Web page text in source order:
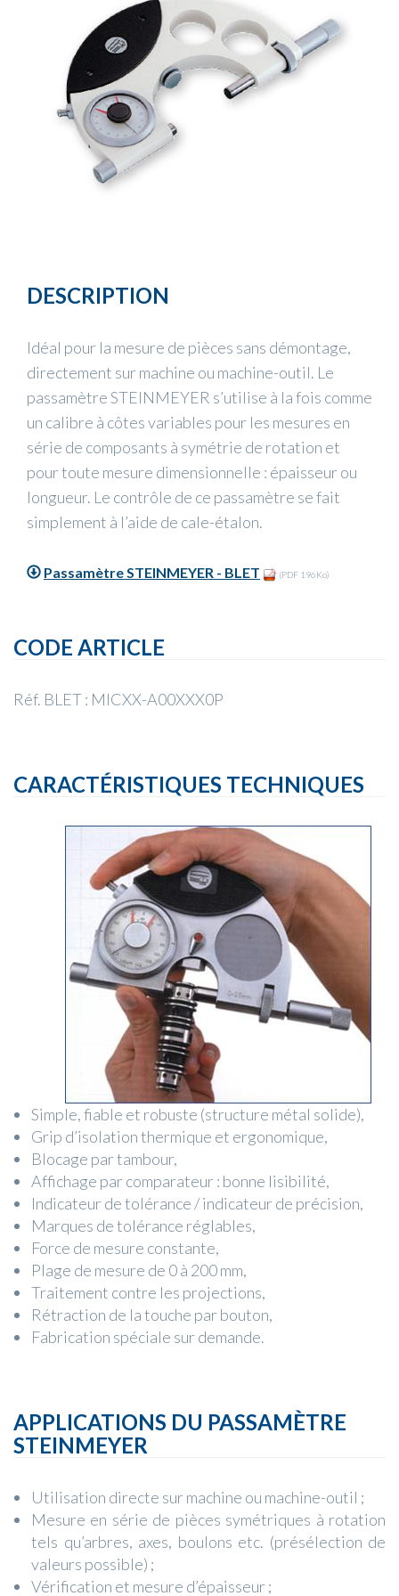
DESCRIPTION
Idéal pour la mesure de pièces sans démontage,
directement sur machine ou machine-outil. Le
passamètre STEINMEYER s’utilise à la fois comme
un calibre à côtes variables pour les mesures en
série de composants à symétrie de rotation et
pour toute mesure dimensionnelle : épaisseur ou
longueur. Le contrôle de ce passamètre se fait
simplement à l’aide de cale-étalon.
Passamètre STEINMEYER - BLET (PDF 196Ko)
CODE ARTICLE
Réf. BLET : MICXX-A00XXX0P
CARACTÉRISTIQUES TECHNIQUES
Simple, fiable et robuste (structure métal solide),
Grip d’isolation thermique et ergonomique,
Blocage par tambour,
Affichage par comparateur : bonne lisibilité,
Indicateur de tolérance / indicateur de précision,
Marques de tolérance réglables,
Force de mesure constante,
Plage de mesure de 0 à 200 mm,
Traitement contre les projections,
Rétraction de la touche par bouton,
Fabrication spéciale sur demande.
APPLICATIONS DU PASSAMÈTRE
STEINMEYER
Utilisation directe sur machine ou machine-outil ;
Mesure en série de pièces symétriques à rotation
tels qu’arbres, axes, boulons etc. (présélection de
valeurs possible) ;
Vérification et mesure d’épaisseur ;